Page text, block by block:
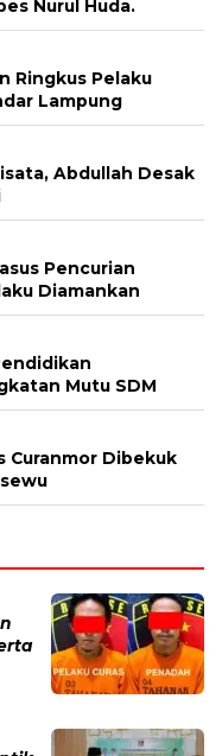
Nurul Huda.
Ringkus Pelaku
Lampung
Abdullah Desak
Pencurian
Diamankan
Mutu SDM
Curanmor Dibekuk